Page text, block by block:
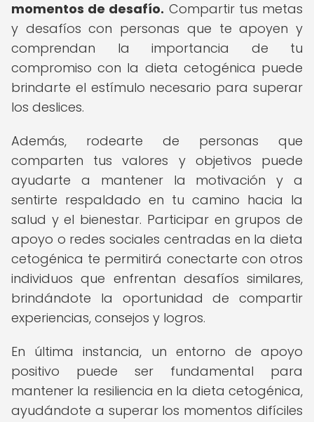
momentos de desafío. Compartir tus metas
y desafíos con personas que te apoyen y
comprendan la importancia de tu
compromiso con la dieta cetogénica puede
brindarte el estímulo necesario para superar
los deslices.
Además, rodearte de personas que
comparten tus valores y objetivos puede
ayudarte a mantener la motivación y a
sentirte respaldado en tu camino hacia la
salud y el bienestar. Participar en grupos de
apoyo o redes sociales centradas en la dieta
cetogénica te permitirá conectarte con otros
individuos que enfrentan desafíos similares,
brindándote la oportunidad de compartir
experiencias, consejos y logros.
En última instancia, un entorno de apoyo
positivo puede ser fundamental para
mantener la resiliencia en la dieta cetogénica,
ayudándote a superar los momentos difíciles